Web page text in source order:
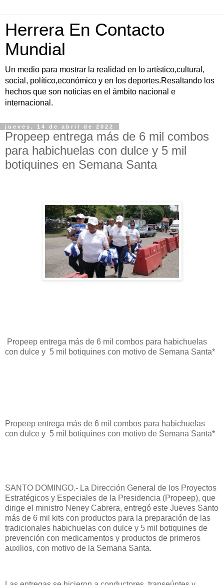
Herrera En Contacto
Mundial
Un medio para mostrar la realidad en lo artístico,cultural,
social, político,económico y en los deportes.Resaltando los
hechos que son noticias en el ámbito nacional e
internacional.
jueves, 14 de abril de 2022
Propeep entrega más de 6 mil combos
para habichuelas con dulce y 5 mil
botiquines en Semana Santa
Propeep entrega más de 6 mil combos para habichuelas
con dulce y 5 mil botiquines con motivo de Semana Santa*
Propeep entrega más de 6 mil combos para habichuelas
con dulce y 5 mil botiquines con motivo de Semana Santa*
SANTO DOMINGO.- La Dirección General de los Proyectos
Estratégicos y Especiales de la Presidencia (Propeep), que
dirige el ministro Neney Cabrera, entregó este Jueves Santo
más de 6 mil kits con productos para la preparación de las
tradicionales habichuelas con dulce y 5 mil botiquines de
prevención con medicamentos y productos de primeros
auxilios, con motivo de la Semana Santa.